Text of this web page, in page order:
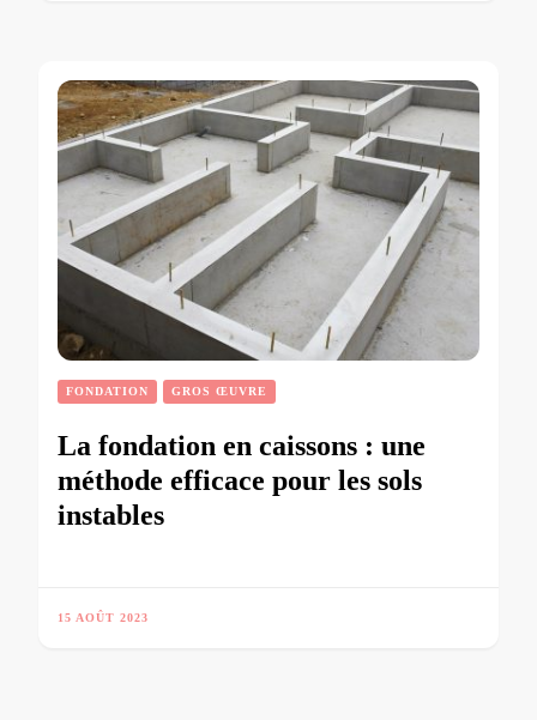
FONDATION GROS ŒUVRE
La fondation en caissons : une
méthode efficace pour les sols
instables
15 AOÛT 2023